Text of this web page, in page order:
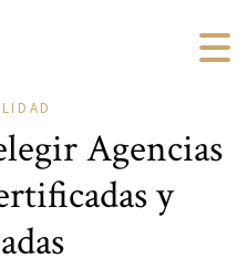
Agencias
y